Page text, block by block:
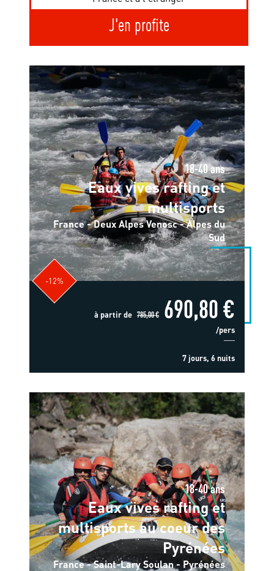
J'en profite
18-40 ans
Eaux vives rafting et
multisports
France - Deux Alpes Venosc - Alpes du
Sud
-12%
à partir de 785,00 € 690,80 €
/pers
7 jours, 6 nuits
18-40 ans
Eaux vives rafting et
multisports au coeur des
Pyrénées
France - Saint-Lary Soulan - Pyrénées